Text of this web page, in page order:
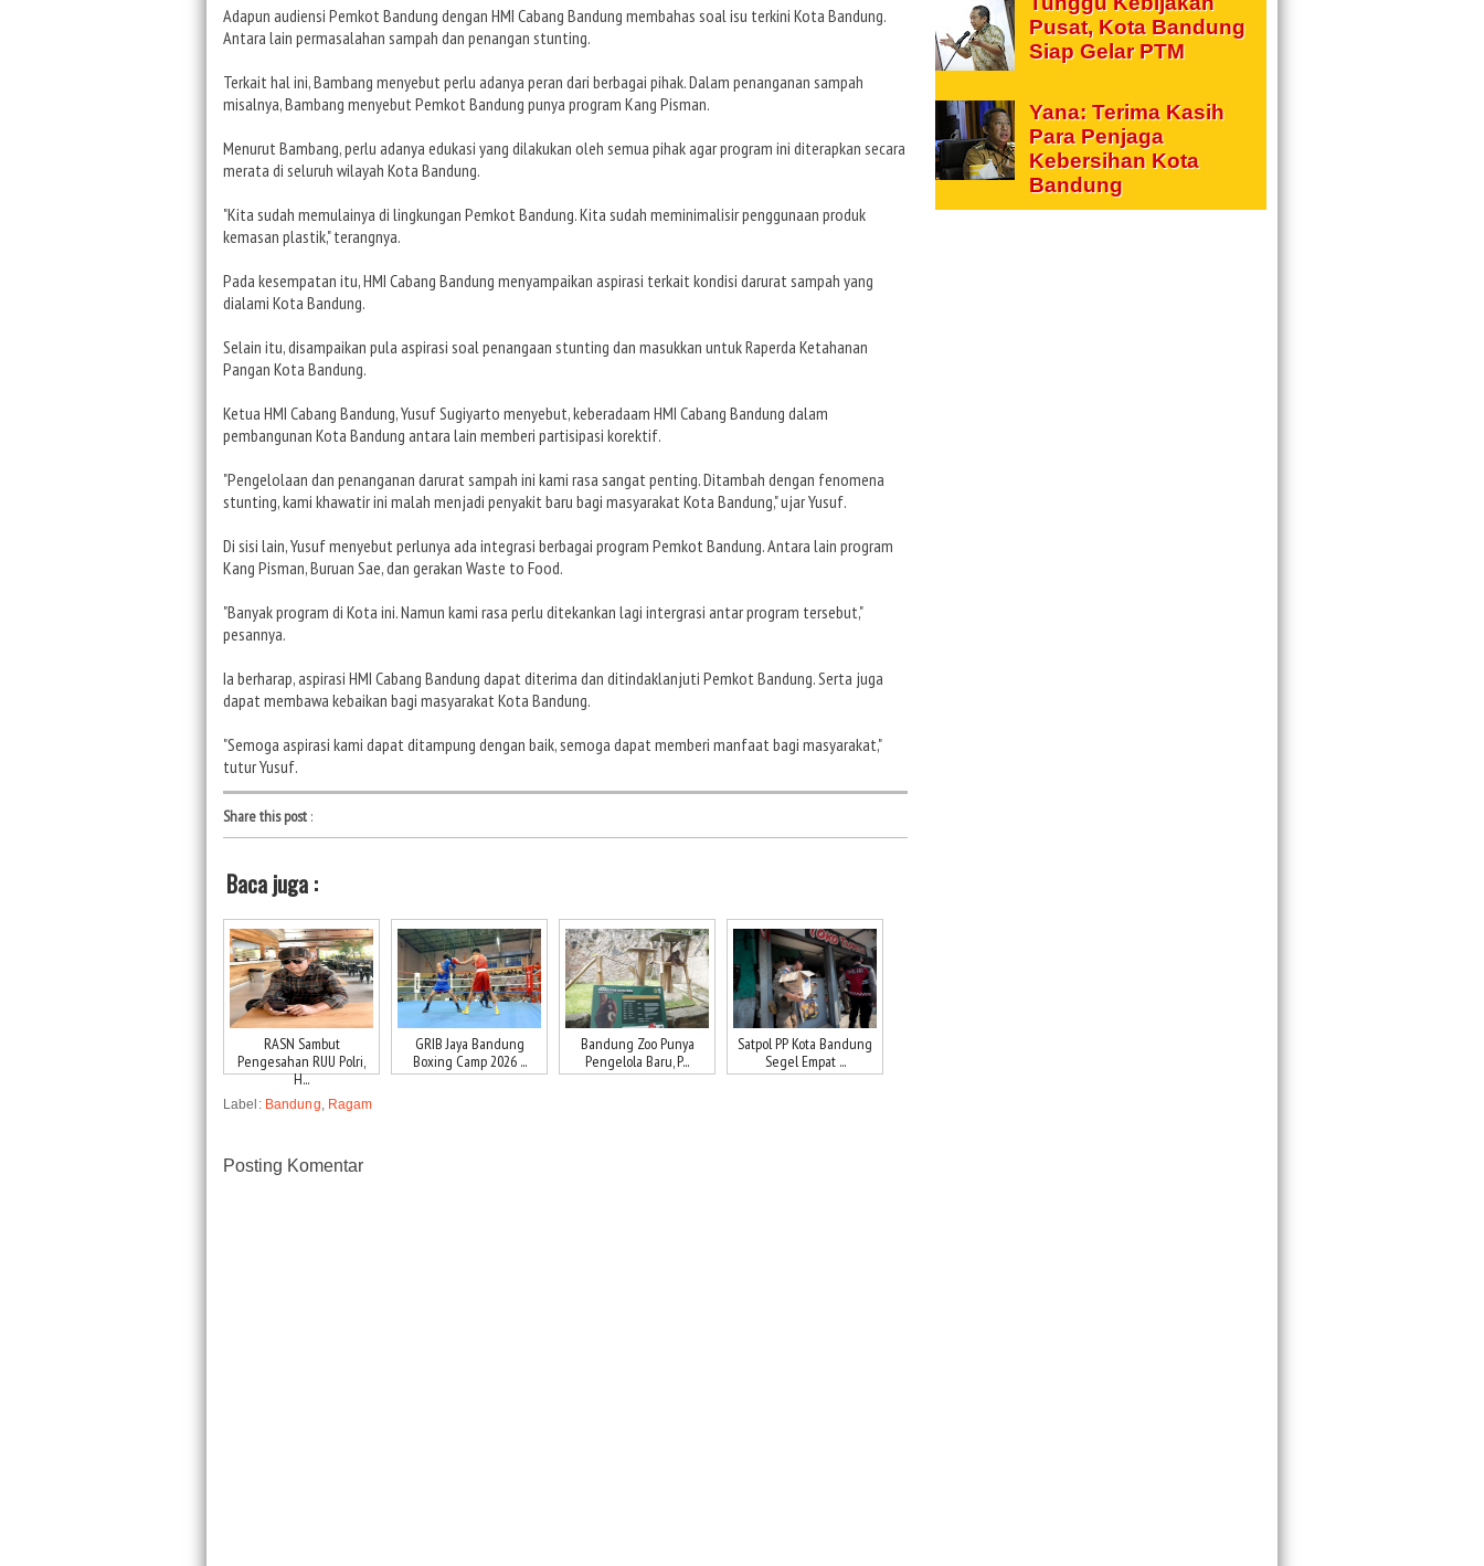
Adapun audiensi Pemkot Bandung dengan HMI Cabang Bandung membahas soal isu terkini Kota Bandung.
Antara lain permasalahan sampah dan penangan stunting.
Terkait hal ini, Bambang menyebut perlu adanya peran dari berbagai pihak. Dalam penanganan sampah
misalnya, Bambang menyebut Pemkot Bandung punya program Kang Pisman.
Menurut Bambang, perlu adanya edukasi yang dilakukan oleh semua pihak agar program ini diterapkan secara
merata di seluruh wilayah Kota Bandung.
"Kita sudah memulainya di lingkungan Pemkot Bandung. Kita sudah meminimalisir penggunaan produk
kemasan plastik," terangnya.
Pada kesempatan itu, HMI Cabang Bandung menyampaikan aspirasi terkait kondisi darurat sampah yang
dialami Kota Bandung.
Selain itu, disampaikan pula aspirasi soal penangaan stunting dan masukkan untuk Raperda Ketahanan
Pangan Kota Bandung.
Ketua HMI Cabang Bandung, Yusuf Sugiyarto menyebut, keberadaam HMI Cabang Bandung dalam
pembangunan Kota Bandung antara lain memberi partisipasi korektif.
"Pengelolaan dan penanganan darurat sampah ini kami rasa sangat penting. Ditambah dengan fenomena
stunting, kami khawatir ini malah menjadi penyakit baru bagi masyarakat Kota Bandung," ujar Yusuf.
Di sisi lain, Yusuf menyebut perlunya ada integrasi berbagai program Pemkot Bandung. Antara lain program
Kang Pisman, Buruan Sae, dan gerakan Waste to Food.
"Banyak program di Kota ini. Namun kami rasa perlu ditekankan lagi intergrasi antar program tersebut,"
pesannya.
Ia berharap, aspirasi HMI Cabang Bandung dapat diterima dan ditindaklanjuti Pemkot Bandung. Serta juga
dapat membawa kebaikan bagi masyarakat Kota Bandung.
"Semoga aspirasi kami dapat ditampung dengan baik, semoga dapat memberi manfaat bagi masyarakat,"
tutur Yusuf.
Share this post:
Baca juga :
RASN Sambut
Pengesahan RUU Polri,
H...
GRIB Jaya Bandung
Boxing Camp 2026 ...
Bandung Zoo Punya
Pengelola Baru, P...
Satpol PP Kota Bandung
Segel Empat ...
Label: Bandung Ragam
Posting Komentar
Pusat, Kota Bandung
Siap Gelar PTM
Yana: Terima Kasih
Para Penjaga
Kebersihan Kota
Bandung